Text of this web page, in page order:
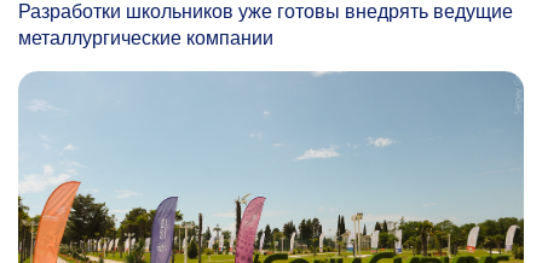
Разработки школьников уже готовы внедрять ведущие
металлургические компании